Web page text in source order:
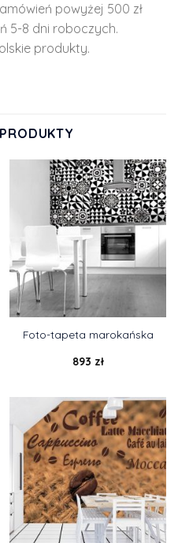
powyżej 500 zł
5-8 dni roboczych.
produkty.
Foto-tapeta marokańska
893 zł